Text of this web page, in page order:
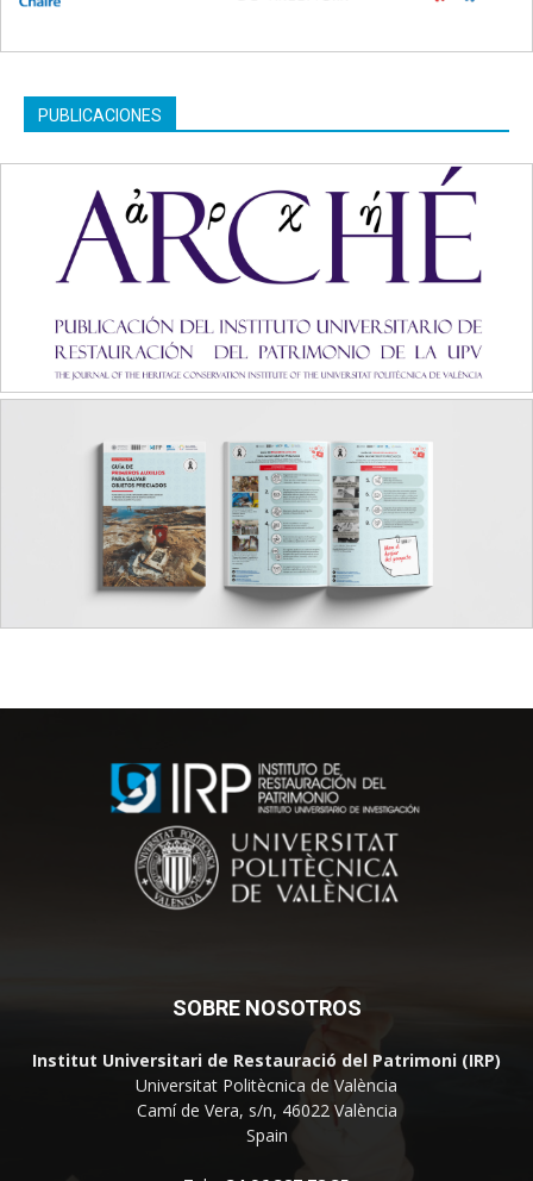
PUBLICACIONES
SOBRE NOSOTROS
Institut Universitari de Restauració del Patrimoni (IRP)
Universitat Politècnica de València
Camí de Vera, s/n, 46022 València
Spain